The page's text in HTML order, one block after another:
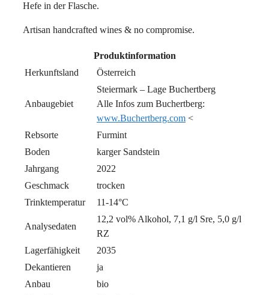
Hefe in der Flasche.
Artisan handcrafted wines & no compromise.
Produktinformation
Herkunftsland
Österreich
Anbaugebiet
Steiermark – Lage Buchertberg
Alle Infos zum Buchertberg:
www.Buchertberg.com <
Rebsorte
Furmint
Boden
karger Sandstein
Jahrgang
2022
Geschmack
trocken
Trinktemperatur
11-14°C
Analysedaten
12,2 vol% Alkohol, 7,1 g/l Sre, 5,0 g/l
RZ
Lagerfähigkeit
2035
Dekantieren
ja
Anbau
bio